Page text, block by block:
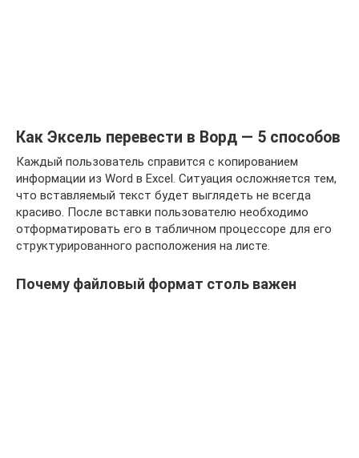
Как Эксель перевести в Ворд — 5 способов
Каждый пользователь справится с копированием
информации из Word в Excel. Ситуация осложняется тем,
что вставляемый текст будет выглядеть не всегда
красиво. После вставки пользователю необходимо
отформатировать его в табличном процессоре для его
структурированного расположения на листе.
Почему файловый формат столь важен